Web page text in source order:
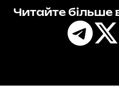
Читайте